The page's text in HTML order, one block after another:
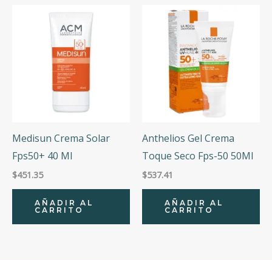
Medisun Crema Solar
Fps50+ 40 Ml
$451.35
AÑADIR AL
CARRITO
Anthelios Gel Crema
Toque Seco Fps-50 50Ml
$537.41
AÑADIR AL
CARRITO